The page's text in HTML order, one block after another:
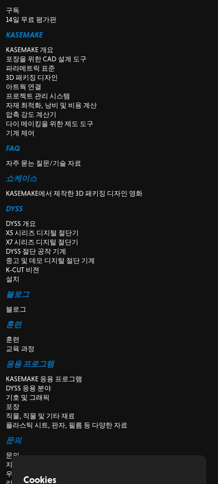
구독
14일 무료 평가판
KASEMAKE
KASEMAKE 개요
포장을 위한 CAD 설계 도구
파라메트릭 표준
3D 패키징 디자인
아트웍 연결
프로젝트 관리 시스템
자재 최적화, 낭비 및 비용 계산
압축 강도 계산기
다이 메이킹을 위한 제도 도구
기계 제어
FAQ
자주 묻는 질문/기술 자료
쇼케이스
KASEMAKE에서 제작한 3D 패키징 디자인 영화
DYSS
DYSS 개요
X5 시리즈 디지털 절단기
X7 시리즈 디지털 절단기
DYSS 절단 공작 기계
중고 및 데모 디지털 절단 기계
K-CUT 비젼
설치
블로그
블로그
훈련
훈련
교육 과정
응용 프로그램
KASEMAKE 응용 프로그램
DYSS 응용 분야
기호 및 그래픽
포장
직물, 직물 및 기타 재료
플라스틱 시트, 판자, 필름 등 다양한 자료
문의
문의
지원
우리에 관해서
Cookies